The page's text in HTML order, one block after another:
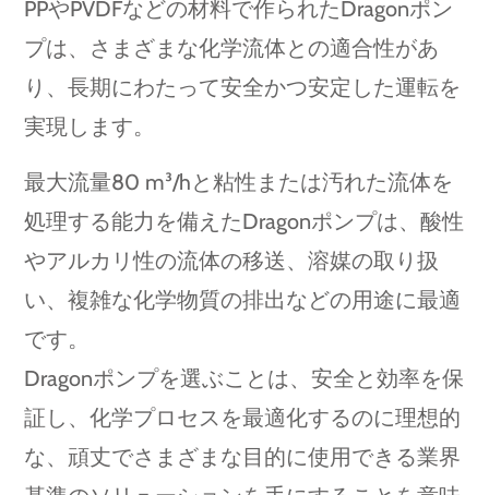
PPやPVDFなどの材料で作られたDragonポン
プは、さまざまな化学流体との適合性があ
り、長期にわたって安全かつ安定した運転を
実現します。
最大流量80 m³/hと粘性または汚れた流体を
処理する能力を備えたDragonポンプは、酸性
やアルカリ性の流体の移送、溶媒の取り扱
い、複雑な化学物質の排出などの用途に最適
です。
Dragonポンプを選ぶことは、安全と効率を保
証し、化学プロセスを最適化するのに理想的
な、頑丈でさまざまな目的に使用できる業界